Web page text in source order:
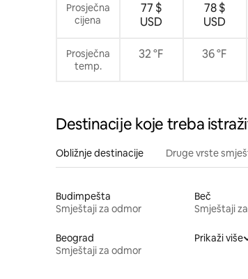
Prosječna
cijena
77 $
USD
78 $
USD
Prosječna
temp.
32 °F 36 °F
Destinacije koje treba
Obližnje destinacije Druge vrste
Budimpešta
Smještaji za odmor
Beč
Smještaji
Beograd
Smještaji za odmor
Prikaži više